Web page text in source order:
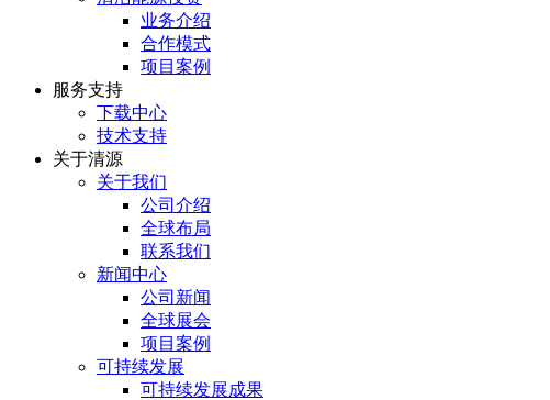
业务介绍
合作模式
项目案例
服务⽀持
下载中心
技术支持
关于清源
关于我们
公司介绍
全球布局
联系我们
新闻中心
公司新闻
全球展会
项目案例
可持续发展
可持续发展成果